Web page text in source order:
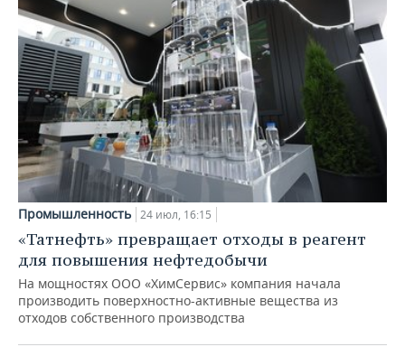
Промышленность 24 июл, 16:15
«Татнефть» превращает отходы в реагент
для повышения нефтедобычи
На мощностях ООО «ХимСервис» компания начала
производить поверхностно-активные вещества из
отходов собственного производства